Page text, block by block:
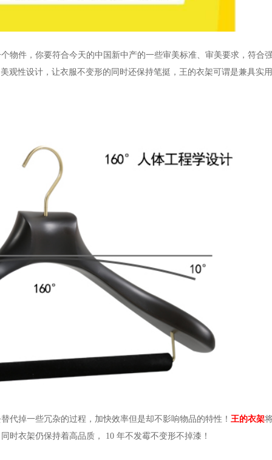
物件，你要符合今天的中国新中产的一些审美标准、审美要求，符合
观性设计，让衣服不变形的同时还保持笔挺，王的衣架可谓是兼具实用
代掉一些冗杂的过程，加快效率但是却不影响物品的特性！ 王的衣架
时衣架仍保持着高品质，
10 年不发霉不变形不掉漆！